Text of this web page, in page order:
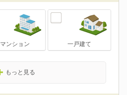
マンション 一戸建て
もっと見る